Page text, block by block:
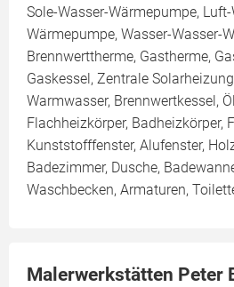
Sole-Wasser-Wärmepumpe,
Wärmepumpe, Wasser-Wasser-
Brennwerttherme, Gastherme,
Gaskessel, Zentrale
Warmwasser, Brennwertkessel,
Flachheizkörper, Badheizkörper,
Kunststofffenster, Alufenster,
Badezimmer, Dusche,
Waschbecken, Armaturen,
Malerwerkstätten Peter